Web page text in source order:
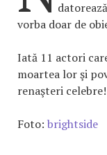
vorba doar de
Iată 11 actori
moartea lor şi
renaşteri celebre!
Foto: brightside